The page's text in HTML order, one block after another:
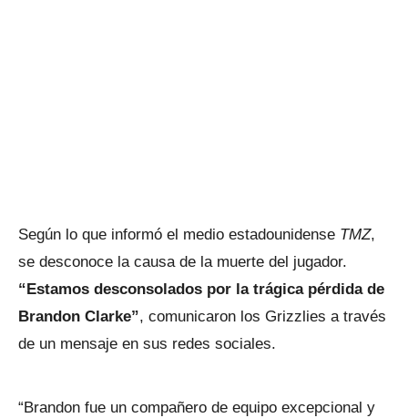
Según lo que informó el medio estadounidense TMZ,
se desconoce la causa de la muerte del jugador.
“Estamos desconsolados por la trágica pérdida de
Brandon Clarke”, comunicaron los Grizzlies a través
de un mensaje en sus redes sociales.
“Brandon fue un compañero de equipo excepcional y